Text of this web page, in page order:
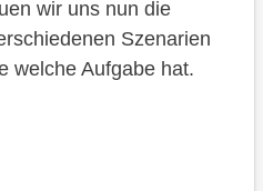
wir uns nun die
Szenarien
welche Aufgabe hat.